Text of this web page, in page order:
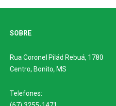
SOBRE
Rua Coronel Pilád Rebuá, 1780
Centro, Bonito, MS
Telefones: